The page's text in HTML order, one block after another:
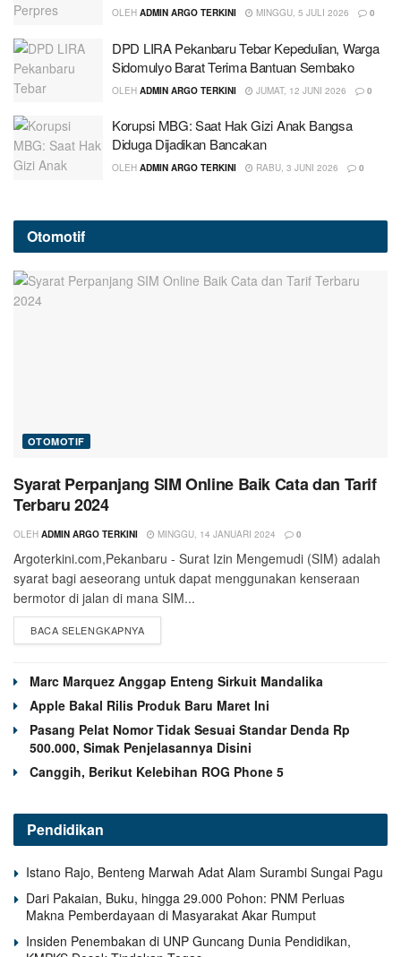
OLEH ADMIN ARGO TERKINI MINGGU, 5 JULI 2026 0
DPD LIRA Pekanbaru Tebar Kepedulian, Warga
Sidomulyo Barat Terima Bantuan Sembako
OLEH ADMIN ARGO TERKINI JUMAT, 12 JUNI 2026 0
Korupsi MBG: Saat Hak Gizi Anak Bangsa
Diduga Dijadikan Bancakan
OLEH ADMIN ARGO TERKINI RABU, 3 JUNI 2026 0
Otomotif
OTOMOTIF
Syarat Perpanjang SIM Online Baik Cata dan Tarif
Terbaru 2024
OLEH ADMIN ARGO TERKINI MINGGU, 14 JANUARI 2024 0
Argoterkini.com,Pekanbaru - Surat Izin Mengemudi (SIM) adalah
syarat bagi aeseorang untuk dapat menggunakan kenseraan
bermotor di jalan di mana SIM...
BACA SELENGKAPNYA
Marc Marquez Anggap Enteng Sirkuit Mandalika
Apple Bakal Rilis Produk Baru Maret Ini
Pasang Pelat Nomor Tidak Sesuai Standar Denda Rp
500.000, Simak Penjelasannya Disini
Canggih, Berikut Kelebihan ROG Phone 5
Pendidikan
Istano Rajo, Benteng Marwah Adat Alam Surambi Sungai Pagu
Dari Pakaian, Buku, hingga 29.000 Pohon: PNM Perluas
Makna Pemberdayaan di Masyarakat Akar Rumput
Insiden Penembakan di UNP Guncang Dunia Pendidikan,